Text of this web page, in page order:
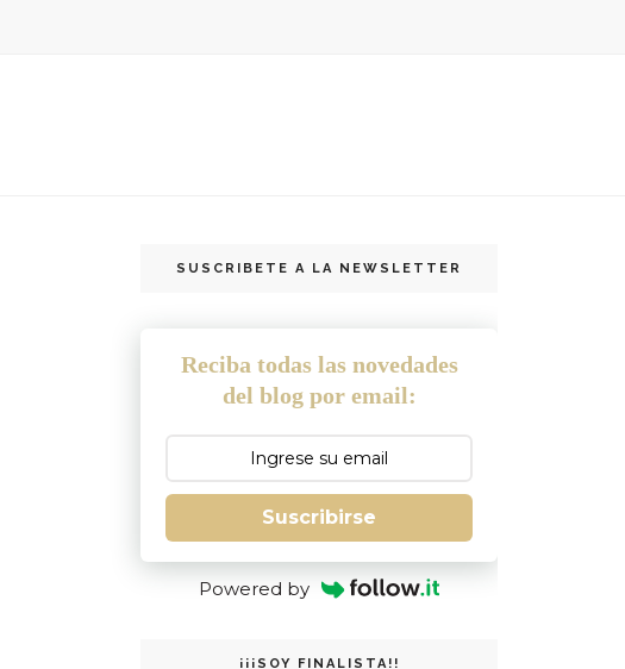
SUSCRIBETE A LA NEWSLETTER
Reciba todas las novedades
del blog por email:
Suscribirse
Powered by
¡¡¡SOY FINALISTA!!